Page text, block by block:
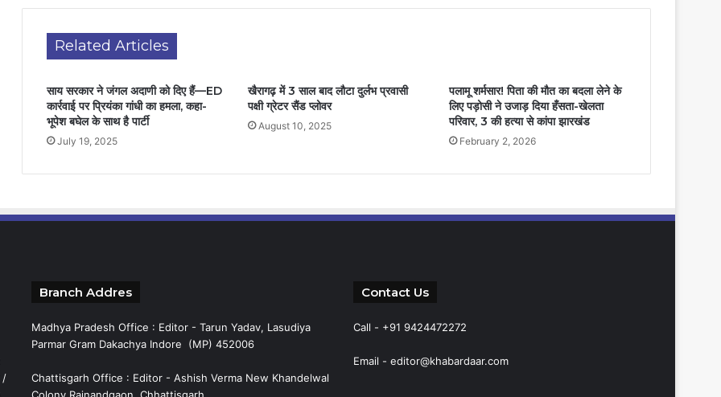
Related Articles
साय सरकार ने जंगल अदाणी को दिए हैं—ED
कार्रवाई पर प्रियंका गांधी का हमला, कहा-
भूपेश बघेल के साथ है पार्टी
July 19, 2025
खैरागढ़ में 3 साल बाद लौटा दुर्लभ प्रवासी
पक्षी ग्रेटर सैंड प्लोवर
August 10, 2025
पलामू शर्मसार! पिता की मौत का बदला लेने के
लिए पड़ोसी ने उजाड़ दिया हँसता-खेलता
परिवार, 3 की हत्या से कांपा झारखंड
February 2, 2026
/
Branch Addres
Madhya Pradesh Office : Editor - Tarun Yadav, Lasudiya
Parmar Gram Dakachya Indore (MP) 452006
Chattisgarh Office : Editor - Ashish Verma New Khandelwal
Contact Us
Call - +91 9424472272
Email - editor@khabardaar.com